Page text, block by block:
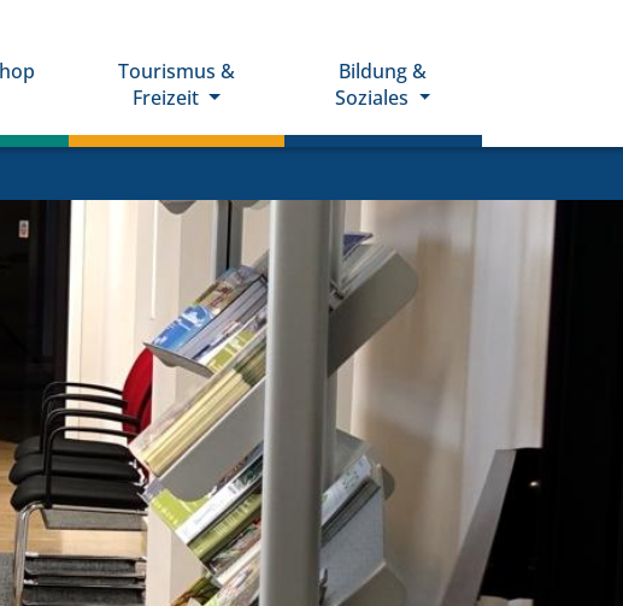
Tourismus &
Freizeit
Bildung &
Soziales